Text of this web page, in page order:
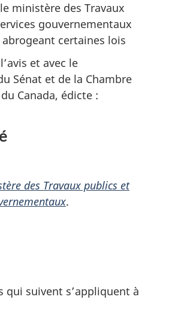
ministère des Travaux
gouvernementaux
certaines lois
et avec le
Sénat et de la Chambre
Canada, édicte :
des Travaux publics et
.
qui suivent s’appliquent à